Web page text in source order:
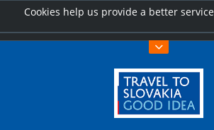
Cookies help us provide a better service